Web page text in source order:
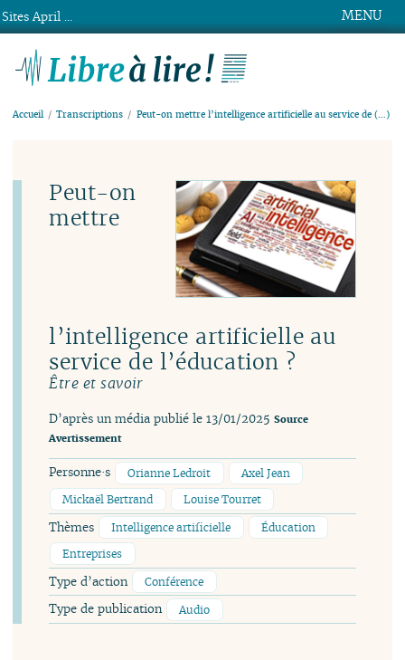
MENU
Accueil Transcriptions Peut-on mettre l’intelligence artificielle au service de (…)
Peut-on
mettre
l’intelligence artificielle au
service de l’éducation ?
Être et savoir
D’après un média publié le 13/01/2025 Source
Avertissement
Personne·s Orianne Ledroit
Axel Jean
Mickaël Bertrand
Louise Tourret
Thèmes Intelligence artificielle
Éducation
Entreprises
Type d’action Conférence
Type de publication Audio
Sites April ...